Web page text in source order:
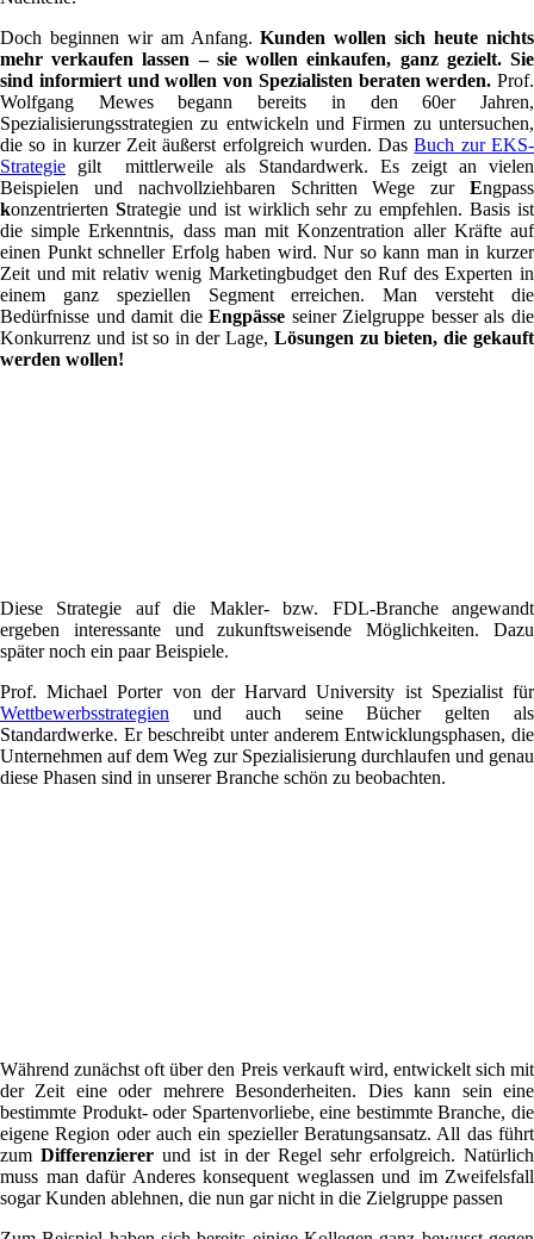
Doch beginnen wir am Anfang.Kunden wollen sich heute nichts
mehr verkaufen lassen – sie wollen einkaufen, ganz gezielt. Sie
sind informiert und wollen von Spezialisten beraten werden. Prof.
Wolfgang Mewes begann bereits in den 60er Jahren,
Spezialisierungsstrategien zu entwickeln und Firmen zu untersuchen,
die so in kurzer Zeit äußerst erfolgreich wurden. DasBuch zur EKS-
Strategie gilt mittlerweile als Standardwerk. Es zeigt an vielen
Beispielen und nachvollziehbaren Schritten Wege zur Engpass
konzentrierten Strategie und ist wirklich sehr zu empfehlen. Basis ist
die simple Erkenntnis, dass man mit Konzentration aller Kräfte auf
einen Punkt schneller Erfolg haben wird. Nur so kann man in kurzer
Zeit und mit relativ wenig Marketingbudget den Ruf des Experten in
einem ganz speziellen Segment erreichen. Man versteht die
Bedürfnisse und damit dieEngpässe seiner Zielgruppe besser als die
Konkurrenz und ist so in der Lage, Lösungen zu bieten, die gekauft
werden wollen!
Diese Strategie auf die Makler- bzw. FDL-Branche angewandt
ergeben interessante und zukunftsweisende Möglichkeiten. Dazu
später noch ein paar Beispiele.
Prof. Michael Porter von der Harvard University ist Spezialist für
Wettbewerbsstrategien und auch seine Bücher gelten als
Standardwerke. Er beschreibt unter anderem Entwicklungsphasen, die
Unternehmen auf dem Weg zur Spezialisierung durchlaufen und genau
diese Phasen sind in unserer Branche schön zu beobachten.
Während zunächst oft über den Preis verkauft wird, entwickelt sich mit
der Zeit eine oder mehrere Besonderheiten. Dies kann sein eine
bestimmte Produkt- oder Spartenvorliebe, eine bestimmte Branche, die
eigene Region oder auch ein spezieller Beratungsansatz. All das führt
zum Differenziererund ist in der Regel sehr erfolgreich. Natürlich
muss man dafür Anderes konsequent weglassen und im Zweifelsfall
sogar Kunden ablehnen, die nun gar nicht in die Zielgruppe passen